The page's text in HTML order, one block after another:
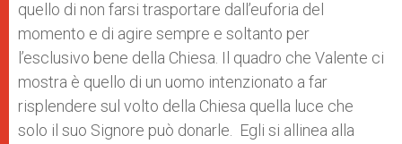
quello di non farsi trasportare dall’euforia del
momento e di agire sempre e soltanto per
l’esclusivo bene della Chiesa. Il quadro che Valente ci
mostra è quello di un uomo intenzionato a far
risplendere sul volto della Chiesa quella luce che
solo il suo Signore può donarle. Egli si allinea alla